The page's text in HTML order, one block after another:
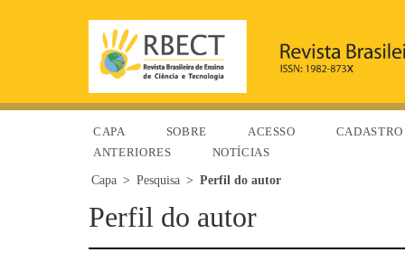
CAPA SOBRE ACESSO
CADASTRO
ANTERIORES
NOTÍCIAS
Capa > Pesquisa > Perfil do autor
Perfil do autor